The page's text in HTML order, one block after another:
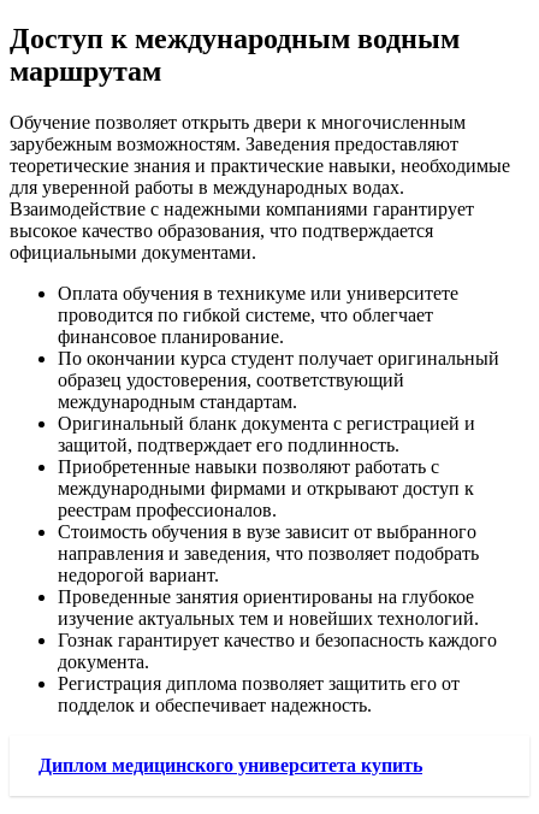
Доступ к международным водным
маршрутам
Обучение позволяет открыть двери к многочисленным
зарубежным возможностям. Заведения предоставляют
теоретические знания и практические навыки, необходимые
для уверенной работы в международных водах.
Взаимодействие с надежными компаниями гарантирует
высокое качество образования, что подтверждается
официальными документами.
Оплата обучения в техникуме или университете
проводится по гибкой системе, что облегчает
финансовое планирование.
По окончании курса студент получает оригинальный
образец удостоверения, соответствующий
международным стандартам.
Оригинальный бланк документа с регистрацией и
защитой, подтверждает его подлинность.
Приобретенные навыки позволяют работать с
международными фирмами и открывают доступ к
реестрам профессионалов.
Стоимость обучения в вузе зависит от выбранного
направления и заведения, что позволяет подобрать
недорогой вариант.
Проведенные занятия ориентированы на глубокое
изучение актуальных тем и новейших технологий.
Гознак гарантирует качество и безопасность каждого
документа.
Регистрация диплома позволяет защитить его от
подделок и обеспечивает надежность.
Диплом медицинского университета купить